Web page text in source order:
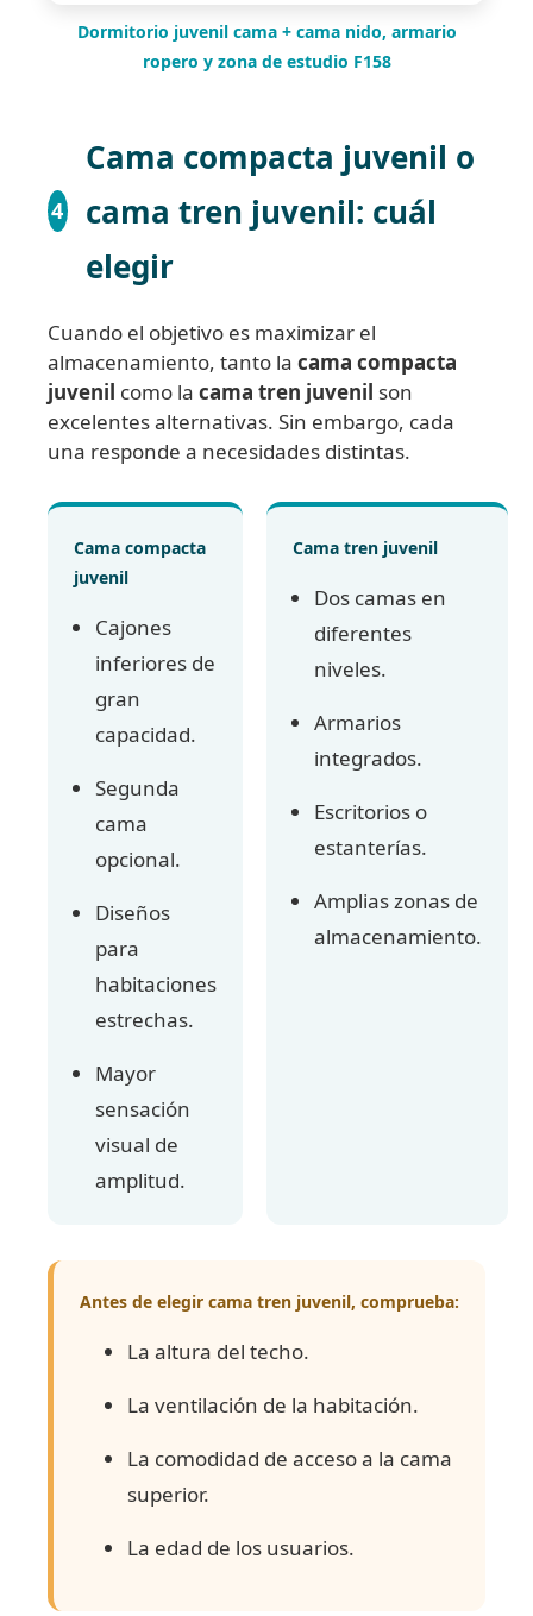
Dormitorio juvenil cama + cama nido, armario
ropero y zona de estudio F158
4
Cama compacta juvenil o
cama tren juvenil: cuál
elegir
Cuando el objetivo es maximizar el
almacenamiento, tanto la cama compacta
juvenil como la cama tren juvenil son
excelentes alternativas. Sin embargo, cada
una responde a necesidades distintas.
Cama compacta
juvenil
Cajones
inferiores de
gran
capacidad.
Segunda
cama
opcional.
Diseños
para
habitaciones
estrechas.
Mayor
sensación
visual de
amplitud.
Cama tren juvenil
Dos camas en
diferentes
niveles.
Armarios
integrados.
Escritorios o
estanterías.
Amplias zonas de
almacenamiento.
Antes de elegir cama tren juvenil, comprueba:
La altura del techo.
La ventilación de la habitación.
La comodidad de acceso a la cama
superior.
La edad de los usuarios.